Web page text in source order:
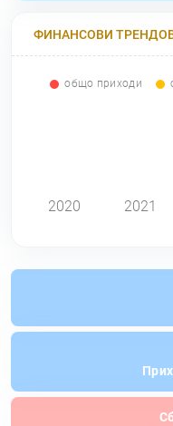
ФИНАНСОВИ
общо приходи
2020 2021